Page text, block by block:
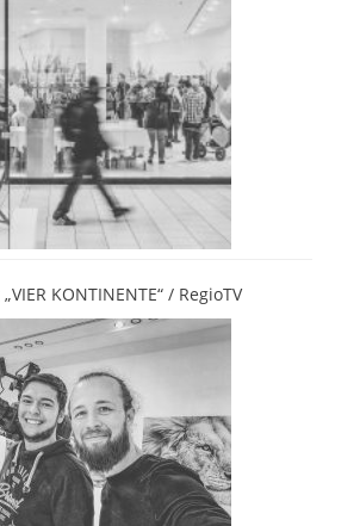
KONTINENTE“ / RegioTV